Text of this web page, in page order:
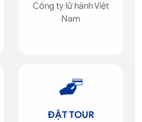
Công ty lữ hành Việt
Nam
ĐẶT TOUR